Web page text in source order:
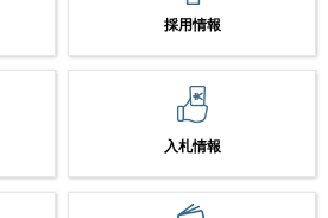
採用情報
入札情報